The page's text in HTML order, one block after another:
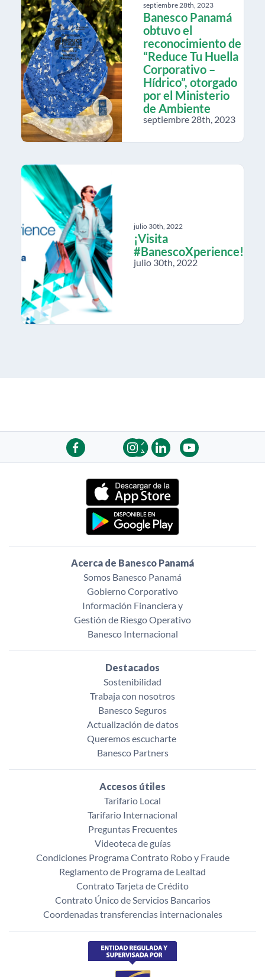
septiembre 28th, 2023
Banesco Panamá
obtuvo el
reconocimiento de
“Reduce Tu Huella
Corporativo –
Hídrico”, otorgado
por el Ministerio
de Ambiente
septiembre 28th, 2023
julio 30th, 2022
¡Visita
#BanescoXperience!
julio 30th, 2022
Acerca de Banesco Panamá
Somos Banesco Panamá
Gobierno Corporativo
Información Financiera y
Gestión de Riesgo Operativo
Banesco Internacional
Destacados
Sostenibilidad
Trabaja con nosotros
Banesco Seguros
Actualización de datos
Queremos escucharte ‌
Banesco Partners
Accesos útiles
Tarifario Local
Tarifario Internacional
Preguntas Frecuentes
Videoteca de guías
Condiciones Programa Contrato Robo y Fraude
Reglamento de Programa de Lealtad
Contrato Tarjeta de Crédito
Contrato Único de Servicios Bancarios
Coordenadas transferencias internacionales